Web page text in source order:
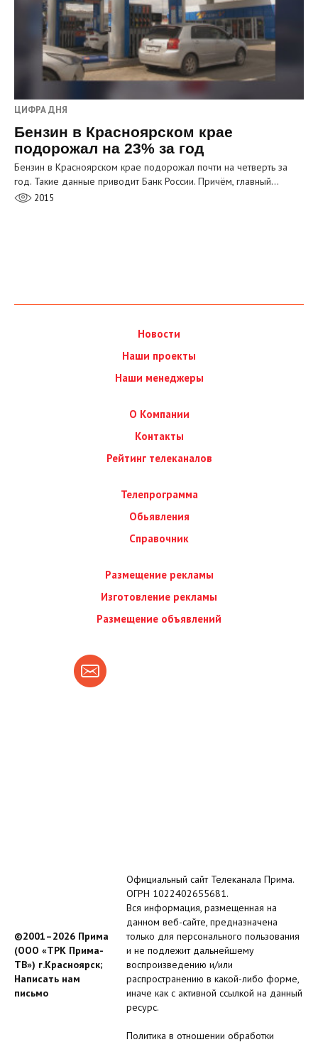
ЦИФРА ДНЯ
Бензин в Красноярском крае
подорожал на 23% за год
Бензин в Красноярском крае подорожал почти на четверть за
год. Такие данные приводит Банк России. Причём, главный…
2015
Новости
Наши проекты
Наши менеджеры
О Компании
Контакты
Рейтинг телеканалов
Телепрограмма
Обьявления
Справочник
Размещение рекламы
Изготовление рекламы
Размещение объявлений
©2001–2026 Прима
(ООО «ТРК Прима-
ТВ») г.Красноярск;
Написать нам
письмо
Официальный сайт Телеканала Прима.
ОГРН 1022402655681.
Вся информация, размещенная на
данном веб-сайте, предназначена
только для персонального пользования
и не подлежит дальнейшему
воспроизведению и/или
распространению в какой-либо форме,
иначе как с активной ссылкой на данный
ресурс.
Политика в отношении обработки